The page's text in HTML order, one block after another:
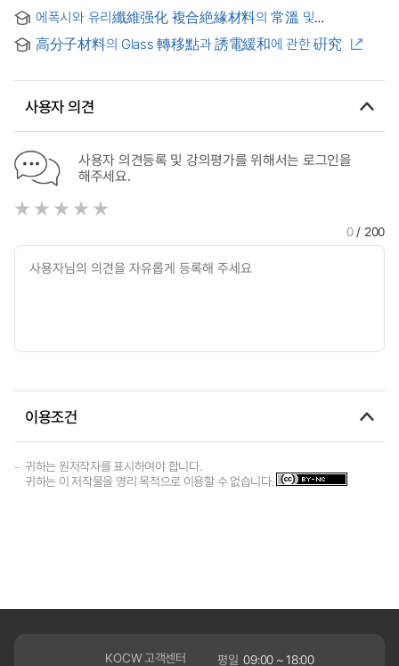
에폭시와 유리纖維强化 複合絶緣材料의 常溫 및
液體窒素溫度에서의 誘電特性 = Dielectric properties at
room temperature and LN₂ temperature of epoxy and
高分子材料의 Glass 轉移點과 誘電緩和에 관한 硏究
사용자 의견
사용자 의견등록 및 강의평가를 위해서는 로그인을
해주세요.
0/ 200
이용조건
귀하는 원저작자를 표시하여야 합니다.
귀하는 이 저작물을 영리 목적으로 이용할 수 없습니다.
KOCW 고객센터 평일 09:00 ~ 18:00